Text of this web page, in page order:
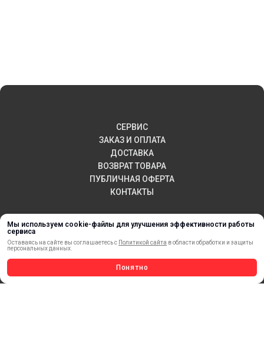
Мы используем cookie-файлы для улучшения эффективности работы
сервиса
Оставаясь на сайте вы соглашаетесь с Политикой сайта в области обработки и защиты
персональных данных.
Понятно
СЕРВИС
ЗАКАЗ И ОПЛАТА
ДОСТАВКА
ВОЗВРАТ ТОВАРА
ПУБЛИЧНАЯ ОФЕРТА
КОНТАКТЫ
АКЦИИ И РАСПРОДАЖА
ТЕРМОПЕРЕНОС